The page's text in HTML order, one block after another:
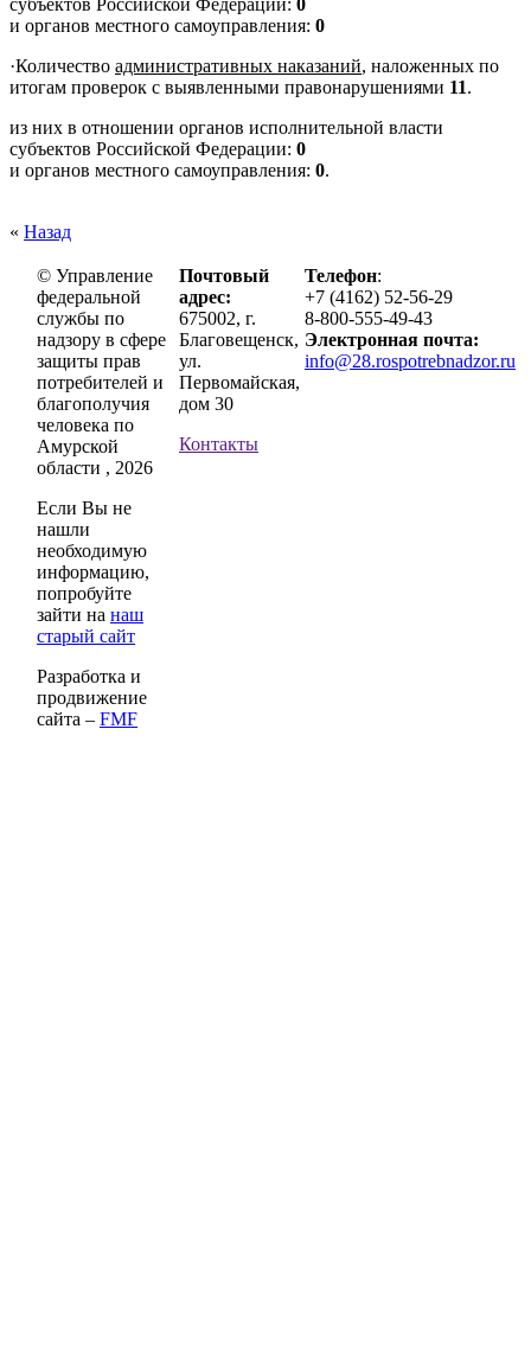
и органов местного самоуправления: 0
·Количество административных наказаний, наложенных по
итогам проверок с выявленными правонарушениями 11.
из них в отношении органов исполнительной власти
субъектов Российской Федерации: 0
и органов местного самоуправления: 0.
« Назад
© Управление
федеральной
службы по
надзору в сфере
защиты прав
потребителей и
благополучия
человека по
Амурской
области , 2026
Если Вы не
нашли
необходимую
информацию,
попробуйте
зайти на наш
старый сайт
Разработка и
продвижение
сайта – FMF
Почтовый
адрес:
675002, г.
Благовещенск,
ул.
Первомайская,
дом 30
Контакты
Телефон:
+7 (4162) 52-56-29
8-800-555-49-43
Электронная почта:
info@28.rospotrebnadzor.ru